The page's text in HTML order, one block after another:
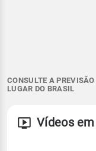
CONSULTE A
LUGAR DO BRASIL
Vídeos